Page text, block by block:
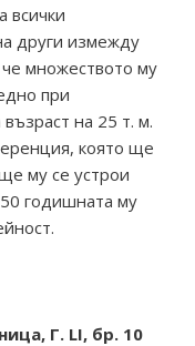
всички
други измежду
множеството му
при
на 25 т. м.
която ще
му се устрои
годишната му
Г. LI, бр. 10